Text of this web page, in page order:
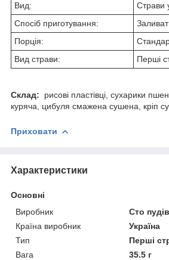
Вид:
Страви
Спосіб приготування:
Порція:
Вид страви:
Перші
Склад: рисові пластівці, сухарики
куряча, цибуля смажена сушена, кріп
Приховати
Характеристики
Основні
Виробник
Сто пудів
Країна виробник
Україна
Тип
Перші
Вага
35.5 г